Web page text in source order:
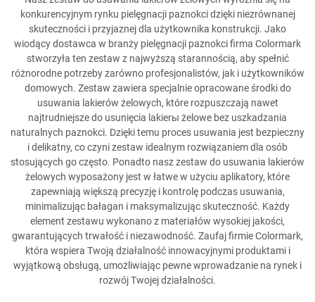
konkurencyjnym rynku pielęgnacji paznokci dzięki niezrównanej
skuteczności i przyjaznej dla użytkownika konstrukcji. Jako
wiodący dostawca w branży pielęgnacji paznokci firma Colormark
stworzyła ten zestaw z najwyższą starannością, aby spełnić
różnorodne potrzeby zarówno profesjonalistów, jak i użytkowników
domowych. Zestaw zawiera specjalnie opracowane środki do
usuwania lakierów żelowych, które rozpuszczają nawet
najtrudniejsze do usunięcia lakierы żelowe bez uszkadzania
naturalnych paznokci. Dzięki temu proces usuwania jest bezpieczny
i delikatny, co czyni zestaw idealnym rozwiązaniem dla osób
stosujących go często. Ponadto nasz zestaw do usuwania lakierów
żelowych wyposażony jest w łatwe w użyciu aplikatory, które
zapewniają większą precyzję i kontrolę podczas usuwania,
minimalizując bałagan i maksymalizując skuteczność. Każdy
element zestawu wykonano z materiałów wysokiej jakości,
gwarantujących trwałość i niezawodność. Zaufaj firmie Colormark,
która wspiera Twoją działalność innowacyjnymi produktami i
wyjątkową obsługą, umożliwiając pewne wprowadzanie na rynek i
rozwój Twojej działalności.